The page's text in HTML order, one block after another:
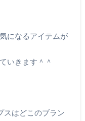
になるアイテムが
いきます＾＾
スはどこのブラン